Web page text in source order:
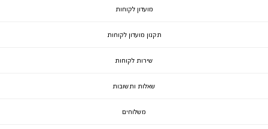
מועדון לקוחות
תקנון מועדון לקוחות
שירות לקוחות
שאלות ותשובות
משלוחים